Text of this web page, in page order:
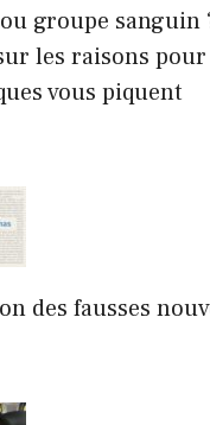
groupe sanguin
les raisons
vous piquent
des fausses